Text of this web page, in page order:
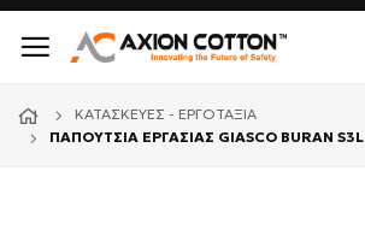
ΚΑΤΑΣΚΕΥΈΣ - ΕΡΓΟΤΆΞΙΑ
ΠΑΠΟΥΤΣΙΑ ΕΡΓΑΣΙΑΣ GIASCO BURAN S3L